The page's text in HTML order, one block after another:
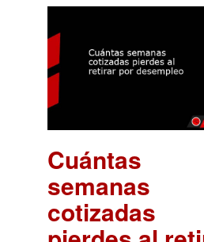
Cuántas
semanas
cotizadas